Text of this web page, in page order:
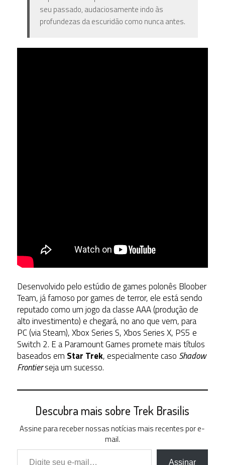
seu passado, audaciosamente indo às
profundezas da escuridão como nunca antes.
Desenvolvido pelo estúdio de games polonês Bloober
Team, já famoso por games de terror, ele está sendo
reputado como um jogo da classe AAA (produção de
alto investimento) e chegará, no ano que vem, para
PC (via Steam), Xbox Series S, Xbos Series X, PS5 e
Switch 2. E a Paramount Games promete mais títulos
baseados em Star Trek, especialmente caso Shadow
Frontierseja um sucesso.
Descubra mais sobre Trek Brasilis
Assine para receber nossas notícias mais recentes por e-
mail.
Digite seu e-mail…
Assinar